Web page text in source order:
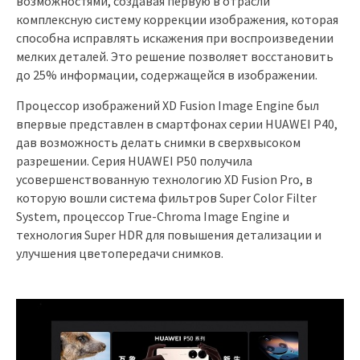
комплексную систему коррекции изображения, которая
способна исправлять искажения при воспроизведении
мелких деталей. Это решение позволяет восстановить
до 25% информации, содержащейся в изображении.
Процессор изображений XD Fusion Image Engine был
впервые представлен в смартфонах серии HUAWEI P40,
дав возможность делать снимки в сверхвысоком
разрешении. Серия HUAWEI P50 получила
усовершенствованную технологию XD Fusion Pro, в
которую вошли система фильтров Super Color Filter
System, процессор True-Chroma Image Engine и
технология Super HDR для повышения детализации и
улучшения цветопередачи снимков.